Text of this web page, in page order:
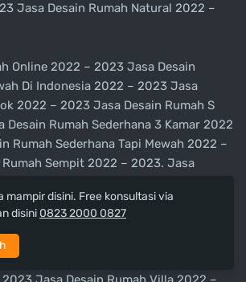
Jasa Desain Rumah Natural 2022 –
Online 2022 – 2023 Jasa Desain
Di Indonesia 2022 – 2023 Jasa
2022 – 2023 Jasa Desain Rumah S
Rumah Sederhana 3 Kamar 2022
Rumah Sederhana Tapi Mewah 2022 –
Sempit 2022 – 2023. Jasa
Terbaru 2022 – 2023 Jasa Desain
2022 – 2023 Jasa Desain Rumah
– 2023. Jasa Desain Rumah Type
mampir disini. Free konsultasi via
disini 0823 2000 0827